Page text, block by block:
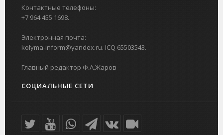
Контактные телефоны:
+7 964 455 1698.
Электронная почта:
kolyma-inform@yandex.ru. ICQ 65503543.
Главный редактор Ф.А.Жаров
СОЦИАЛЬНЫЕ СЕТИ